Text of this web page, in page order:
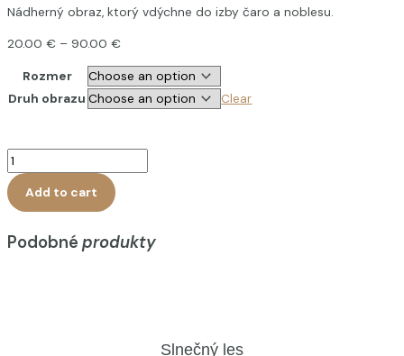
Nádherný obraz, ktorý vdýchne do izby čaro a noblesu.
20.00 € – 90.00 €
Rozmer
Druh obrazu
Clear
Add to cart
Podobné produkty
Slnečný les